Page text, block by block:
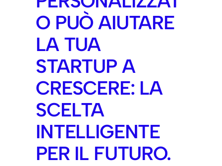
O PUÒ AIUTARE
LA TUA
STARTUP A
CRESCERE: LA
SCELTA
INTELLIGENTE
PER IL FUTURO.